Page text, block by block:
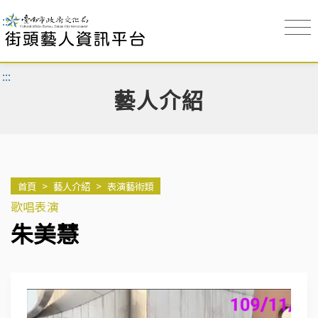
:::
:::
藝人介紹
首頁 > 藝人介紹 > 表演藝術類
歌唱表演
朱美慧